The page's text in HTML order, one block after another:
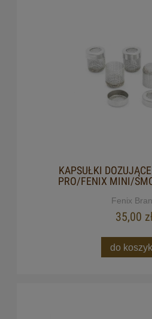
KAPSUŁKI
PRO/FENIX MINI/
Fenix
35,00
do